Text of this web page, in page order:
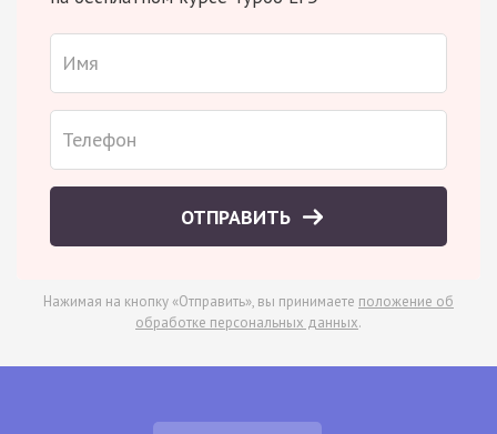
ОТПРАВИТЬ
Нажимая на кнопку «Отправить», вы принимаете положение об
обработке персональных данных.